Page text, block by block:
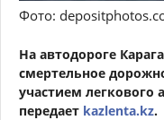
Фото:
На автодороге
смертельное
участием легкового
передает kazlenta.kz.